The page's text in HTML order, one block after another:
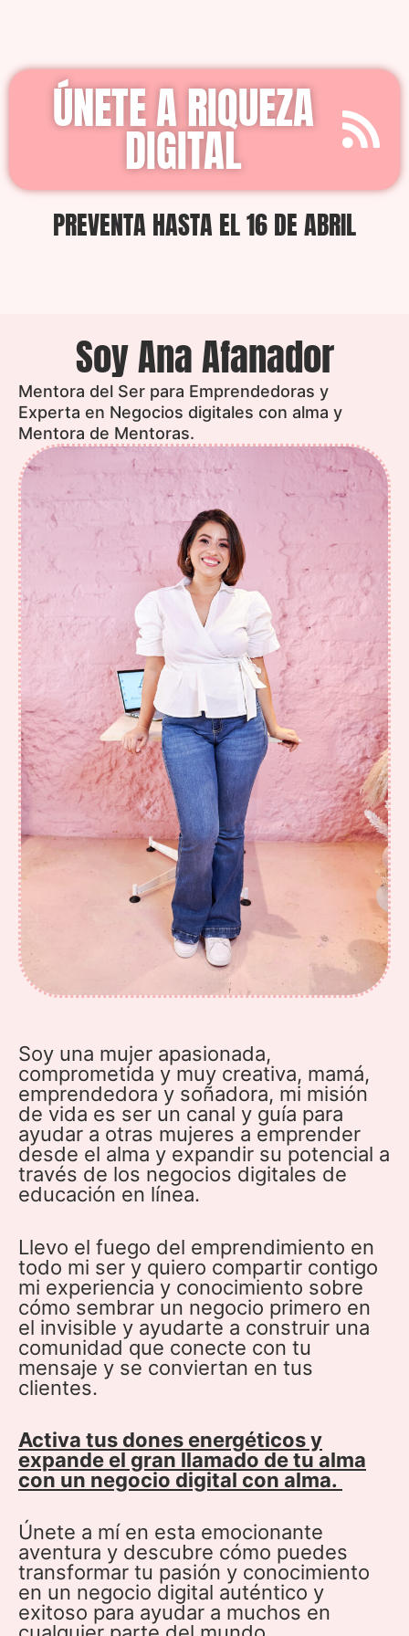
ÚNETE A RIQUEZA
DIGITAL
PREVENTA HASTA EL 16 DE ABRIL
Soy Ana Afanador
Mentora del Ser para Emprendedoras y
Experta en Negocios digitales con alma y
Mentora de Mentoras.
Soy una mujer apasionada,
comprometida y muy creativa, mamá,
emprendedora y soñadora, mi misión
de vida es ser un canal y guía para
ayudar a otras mujeres a emprender
desde el alma y expandir su potencial a
través de los negocios digitales de
educación en línea.
Llevo el fuego del emprendimiento en
todo mi ser y quiero compartir contigo
mi experiencia y conocimiento sobre
cómo sembrar un negocio primero en
el invisible y ayudarte a construir una
comunidad que conecte con tu
mensaje y se conviertan en tus
clientes.
Activa tus dones energéticos y
expande el gran llamado de tu alma
con un negocio digital con alma.
Únete a mí en esta emocionante
aventura y descubre cómo puedes
transformar tu pasión y conocimiento
en un negocio digital auténtico y
exitoso para ayudar a muchos en